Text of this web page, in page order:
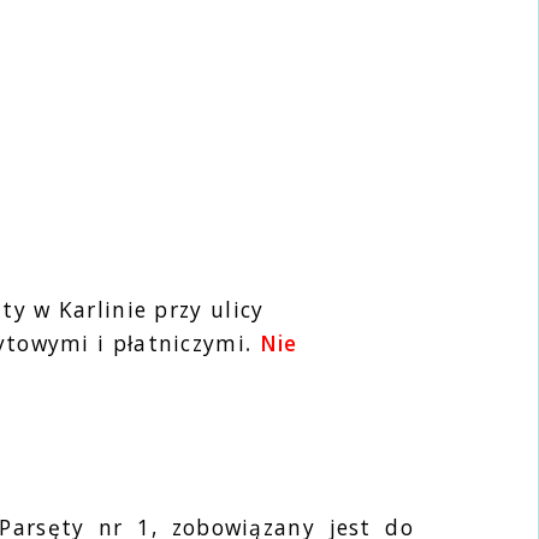
w Karlinie przy ulicy
i płatniczymi. Nie
nr 1, zobowiązany jest do